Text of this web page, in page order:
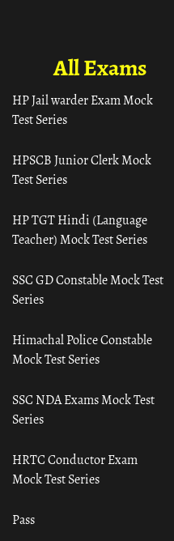
All Exams
HP Jail warder Exam Mock
Test Series
HPSCB Junior Clerk Mock
Test Series
HP TGT Hindi (Language
Teacher) Mock Test Series
SSC GD Constable Mock Test
Series
Himachal Police Constable
Mock Test Series
SSC NDA Exams Mock Test
Series
HRTC Conductor Exam
Mock Test Series
Pass